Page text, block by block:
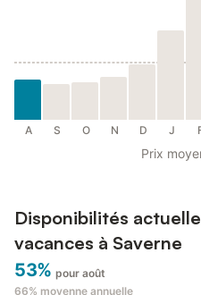
A S O N D J
Prix
Disponibilités
vacances à Saverne
53% pour août
66% moyenne annuelle